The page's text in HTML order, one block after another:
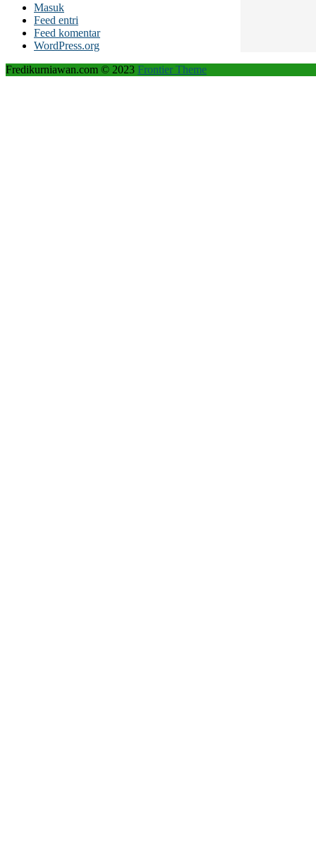
Masuk
Feed entri
Feed komentar
WordPress.org
Fredikurniawan.com © 2023 Frontier Theme